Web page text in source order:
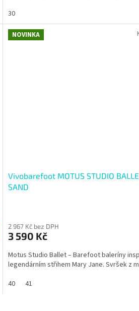
30
NOVINKA
Vivobarefoot MOTUS STUDIO
SAND
2 967 Kč bez DPH
3 590 Kč
Motus Studio Ballet – Barefoot baleríny
legendárním střihem Mary Jane. Svršek z
40
41